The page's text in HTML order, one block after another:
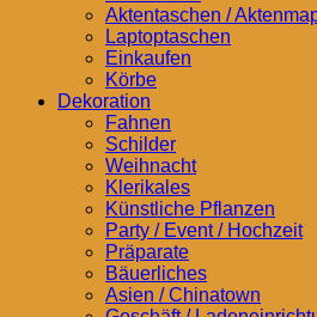
Aktentaschen /
Laptoptaschen
Einkaufen
Körbe
Dekoration
Fahnen
Schilder
Weihnacht
Klerikales
Künstliche Pflanzen
Party / Event / Hochzeit
Präparate
Bäuerliches
Asien / Chinatown